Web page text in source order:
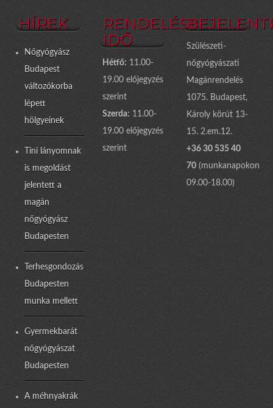
HÍREK
Nőgyógyász
Budapest
változókorba
lépett
hölgyeinek
Tini lányomnak
is megoldást
jelentett a
magán
nőgyógyász
Budapesten
Terhesgondozás
Budapesten
munka mellett
Gyermekbarát
nőgyógyászat
Budapesten
A méhnyakrák
RENDELÉSI
IDŐ
Hétfő: 11.00-
19.00 előjegyzés
szerint
Szerda: 11.00-
19.00 előjegyzés
szerint
Szülészeti-
nőgyógyászati
Magánrendelés
1075. Budapest,
Károly körút 13-
15. 2.em.12.
+36 30 535 40
70(munkanapokon
09.00-18.00)